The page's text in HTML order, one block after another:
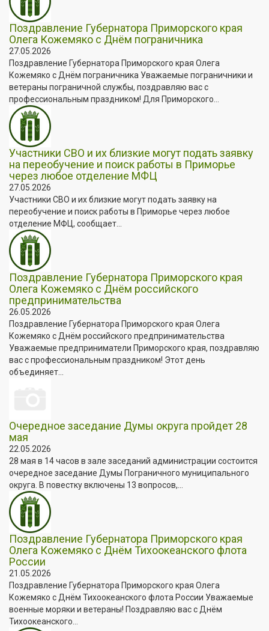
Поздравление Губернатора Приморского края
Олега Кожемяко с Днём пограничника
27.05.2026
Поздравление Губернатора Приморского края Олега
Кожемяко с Днём пограничника Уважаемые пограничники и
ветераны пограничной службы, поздравляю вас с
профессиональным праздником! Для Приморского...
Участники СВО и их близкие могут подать заявку
на переобучение и поиск работы в Приморье
через любое отделение МФЦ
27.05.2026
Участники СВО и их близкие могут подать заявку на
переобучение и поиск работы в Приморье через любое
отделение МФЦ, сообщает...
Поздравление Губернатора Приморского края
Олега Кожемяко с Днём российского
предпринимательства
26.05.2026
Поздравление Губернатора Приморского края Олега
Кожемяко с Днём российского предпринимательства
Уважаемые предприниматели Приморского края, поздравляю
вас с профессиональным праздником! Этот день
объединяет...
Очередное заседание Думы округа пройдет 28
мая
22.05.2026
28 мая в 14 часов в зале заседаний администрации состоится
очередное заседание Думы Пограничного муниципального
округа. В повестку включены 13 вопросов,...
Поздравление Губернатора Приморского края
Олега Кожемяко с Днём Тихоокеанского флота
России
21.05.2026
Поздравление Губернатора Приморского края Олега
Кожемяко с Днём Тихоокеанского флота России Уважаемые
военные моряки и ветераны! Поздравляю вас с Днём
Тихоокеанского...